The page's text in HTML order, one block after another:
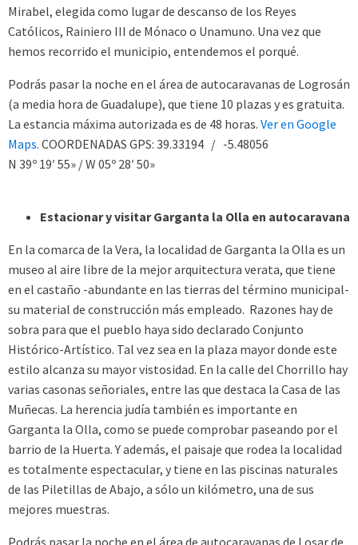
Mirabel, elegida como lugar de descanso de los Reyes
Católicos, Rainiero III de Mónaco o Unamuno. Una vez que
hemos recorrido el municipio, entendemos el porqué.
Podrás pasar la noche en el área de autocaravanas de Logrosán
(a media hora de Guadalupe), que tiene 10 plazas y es gratuita.
La estancia máxima autorizada es de 48 horas. Ver en Google
Maps. COORDENADAS GPS: 39.33194 / -5.48056
N 39º 19′ 55» / W 05º 28′ 50»
Estacionar y visitar Garganta la Olla en autocaravana
En la comarca de la Vera, la localidad de Garganta la Olla es un
museo al aire libre de la mejor arquitectura verata, que tiene
en el castaño -abundante en las tierras del término municipal-
su material de construcción más empleado. Razones hay de
sobra para que el pueblo haya sido declarado Conjunto
Histórico-Artístico. Tal vez sea en la plaza mayor donde este
estilo alcanza su mayor vistosidad. En la calle del Chorrillo hay
varias casonas señoriales, entre las que destaca la Casa de las
Muñecas. La herencia judía también es importante en
Garganta la Olla, como se puede comprobar paseando por el
barrio de la Huerta. Y además, el paisaje que rodea la localidad
es totalmente espectacular, y tiene en las piscinas naturales
de las Piletillas de Abajo, a sólo un kilómetro, una de sus
mejores muestras.
Podrás pasar la noche en el área de autocaravanas de Losar de